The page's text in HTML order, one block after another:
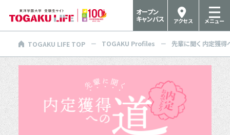
メニュー
アクセス
オープン
キャンパス
TOGAKU LIFE TOP TOGAKU Profiles 先輩に聞く 内定獲得